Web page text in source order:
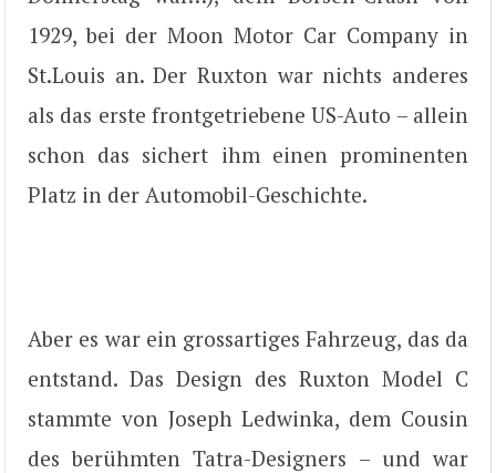
1929, bei der Moon Motor Car Company in
St.Louis an. Der Ruxton war nichts anderes
als das erste frontgetriebene US-Auto – allein
schon das sichert ihm einen prominenten
Platz in der Automobil-Geschichte.
Aber es war ein grossartiges Fahrzeug, das da
entstand. Das Design des Ruxton Model C
stammte von Joseph Ledwinka, dem Cousin
des berühmten Tatra-Designers – und war